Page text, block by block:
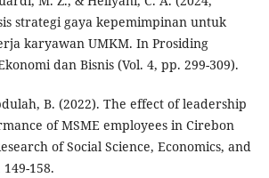
strategi gaya kepemimpinan untuk
karyawan UMKM. In Prosiding
dan Bisnis (Vol. 4, pp. 299-309).
B. (2022). The effect of leadership
of MSME employees in Cirebon
of Social Science, Economics, and
158.